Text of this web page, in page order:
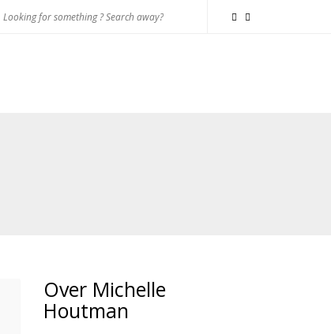
Over Michelle
Houtman